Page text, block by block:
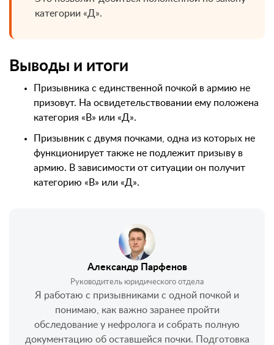
категории «Д».
Выводы и итоги
Призывника с единственной почкой в армию не
призовут. На освидетельствовании ему положена
категория «В» или «Д».
Призывник с двумя почками, одна из которых не
функционирует также не подлежит призыву в
армию. В зависимости от ситуации он получит
категорию «В» или «Д».
Александр Парфенов
Руководитель юридического отдела
Я работаю с призывниками с одной почкой и
понимаю, как важно заранее пройти
обследование у нефролога и собрать полную
документацию об оставшейся почки. Подготовка